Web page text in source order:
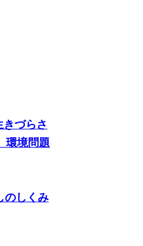
づらさ
環境問題
のしくみ